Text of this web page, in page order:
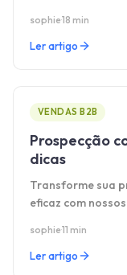
sophie·18 min
Ler artigo
VENDAS B2B
Prospecção
dicas
Transforme sua
eficaz com
sophie·11 min
Ler artigo